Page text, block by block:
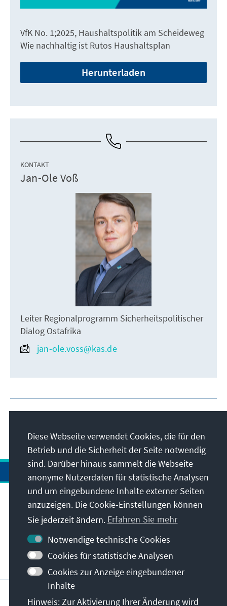
VfK No. 1;2025, Haushaltspolitik am Scheideweg
Wie nachhaltig ist Rutos Haushaltsplan
Herunterladen
KONTAKT
Jan-Ole Voß
Leiter Regionalprogramm Sicherheitspolitischer
Dialog Ostafrika
jan-ole.voss@kas.de
Anschrift
Kontakt
Besuchen Sie auch
Hauptseite der KAS
Nutzungsbedingungen
Diese Webseite verwendet Cookies, die für den
Betrieb und die Sicherheit der Seite notwendig
sind. Darüber hinaus sammelt die Webseite
anonyme Nutzerdaten für statistische Analysen
und um eingebundene Inhalte externer Seiten
anzuzeigen. Die Cookie-Einstellungen können
Sie jederzeit ändern. Erfahren Sie mehr
Notwendige technische Cookies
Cookies für statistische Analysen
Cookies zur Anzeige eingebundener
Inhalte
Hinweis: Zur Aktivierung Ihrer Änderung wird